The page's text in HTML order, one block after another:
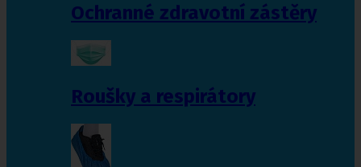
Ochranné zdravotní zástěry
Roušky a respirátory